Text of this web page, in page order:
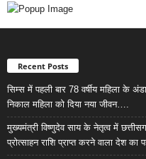
Recent Posts
सिम्स में पहली बार 78 वर्षीय महिला
निकाल महिला को दिया नया जीवन….
मुख्यमंत्री विष्णुदेव साय के नेतृत्व में
प्रोत्साहन राशि प्राप्त करने वाला देश का